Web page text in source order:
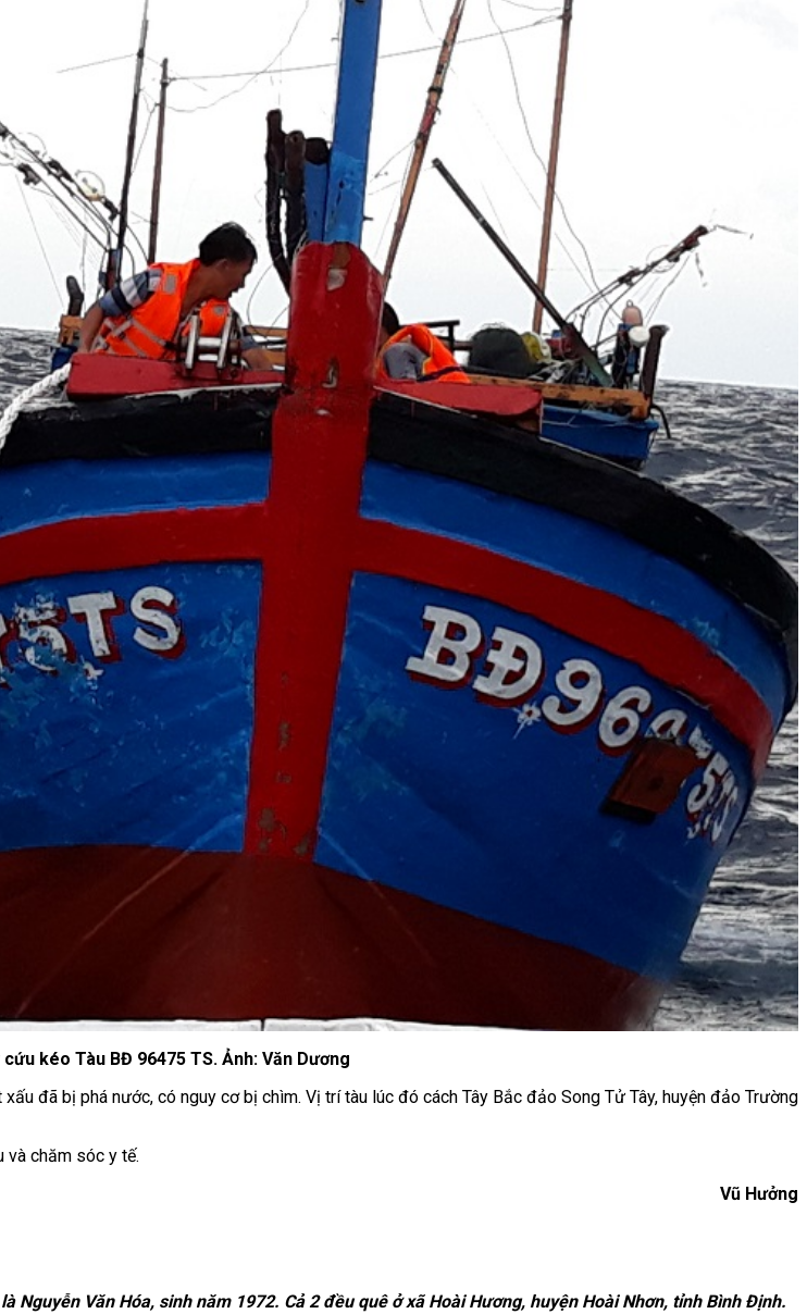
kéo Tàu BĐ 96475 TS. Ảnh: Văn Dương
đã bị phá nước, có nguy cơ bị chìm. Vị trí tàu lúc đó cách Tây Bắc đảo Song Tử Tây, huyện đảo Trường
và chăm sóc y tế.
Vũ Hưởng
Nguyễn Văn Hóa, sinh năm 1972. Cả 2 đều quê ở xã Hoài Hương, huyện Hoài Nhơn, tỉnh Bình Định.